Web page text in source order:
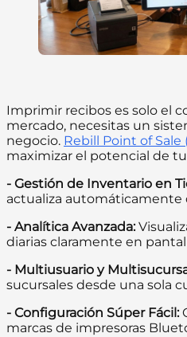
Imprimir recibos es solo el
mercado, necesitas un
negocio. Rebill Point of Sale
maximizar el potencial de
- Gestión de Inventario en
actualiza automáticamente
- Analítica Avanzada:
diarias claramente en
- Multiusuario y
sucursales desde una sola
- Configuración Súper Fácil:
marcas de impresoras